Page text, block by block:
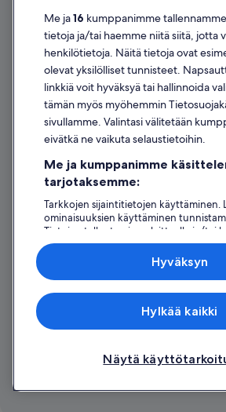
Evästeet
Käyttöehdot
Oikeudelliset tiedot / ota meihin yhteyttä
Sisältövaatimukset ja ilmoituksen tekeminen
Ota yhteyttä
Hyvityksen hakeminen ja aikarajat
Varaa lento lentoyhtiön hyvityskupongeilla
Kansainväliset matka-asiakirjat
© 2026 Expedia, Inc., Expedia Groupin yritys.
Expedia ja Expedia-logo ovat Expedia, Inc.:n
Me ja16 kumppanimme
tietoja ja/tai haemme niitä siitä, jotta
henkilötietoja. Näitä tietoja ovat
olevat yksilölliset tunnisteet.
linkkiä voit hyväksyä tai hallinnoida
tämän myös myöhemmin
sivullamme. Valintasi välitetään
eivätkä ne vaikuta selaustietoihin.
Me ja kumppanimme
tarjotaksemme:
Tarkkojen sijaintitietojen käyttäminen.
ominaisuuksien käyttäminen
Tietojen tallentaminen laitteelle ja/tai
tietojen käyttö. Kohdennettu
sisältö, mainonnan ja sisällön mittaus,
Näytä
Hylkää kaikki
Hyväksyn